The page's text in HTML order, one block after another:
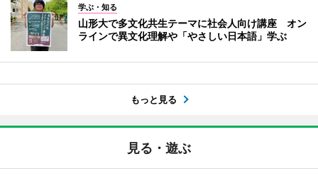
学ぶ・知る
山形大で多文化共生テーマに社会人向け講座 オン
ラインで異文化理解や「やさしい日本語」学ぶ
もっと見る
見る・遊ぶ